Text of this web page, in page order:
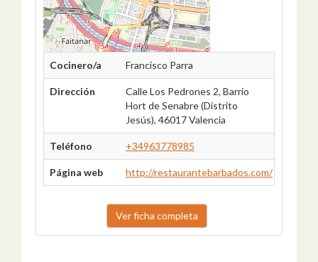
Cocinero/a Francisco Parra
Dirección
Calle Los Pedrones 2, Barrio
Hort de Senabre (Distrito
Jesús), 46017 Valencia
Teléfono +34963778985
Página web http://restaurantebarbados.com/
Ver ficha completa